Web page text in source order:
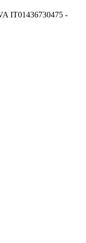
IT01436730475 -